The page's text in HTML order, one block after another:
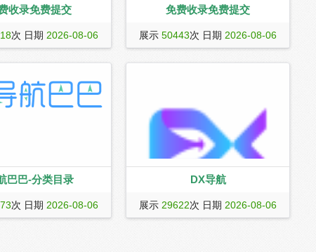
收录免费提交
次 日期 2026-08-06
免费收录免费提交
展示 50443次 日期 2026-08-06
巴巴-分类目录
）目录导航，
次 日期 2026-08-06
DX导航
在DX导航中轻松发现和访问各种精选网
展示 29622次 日期 2026-08-06